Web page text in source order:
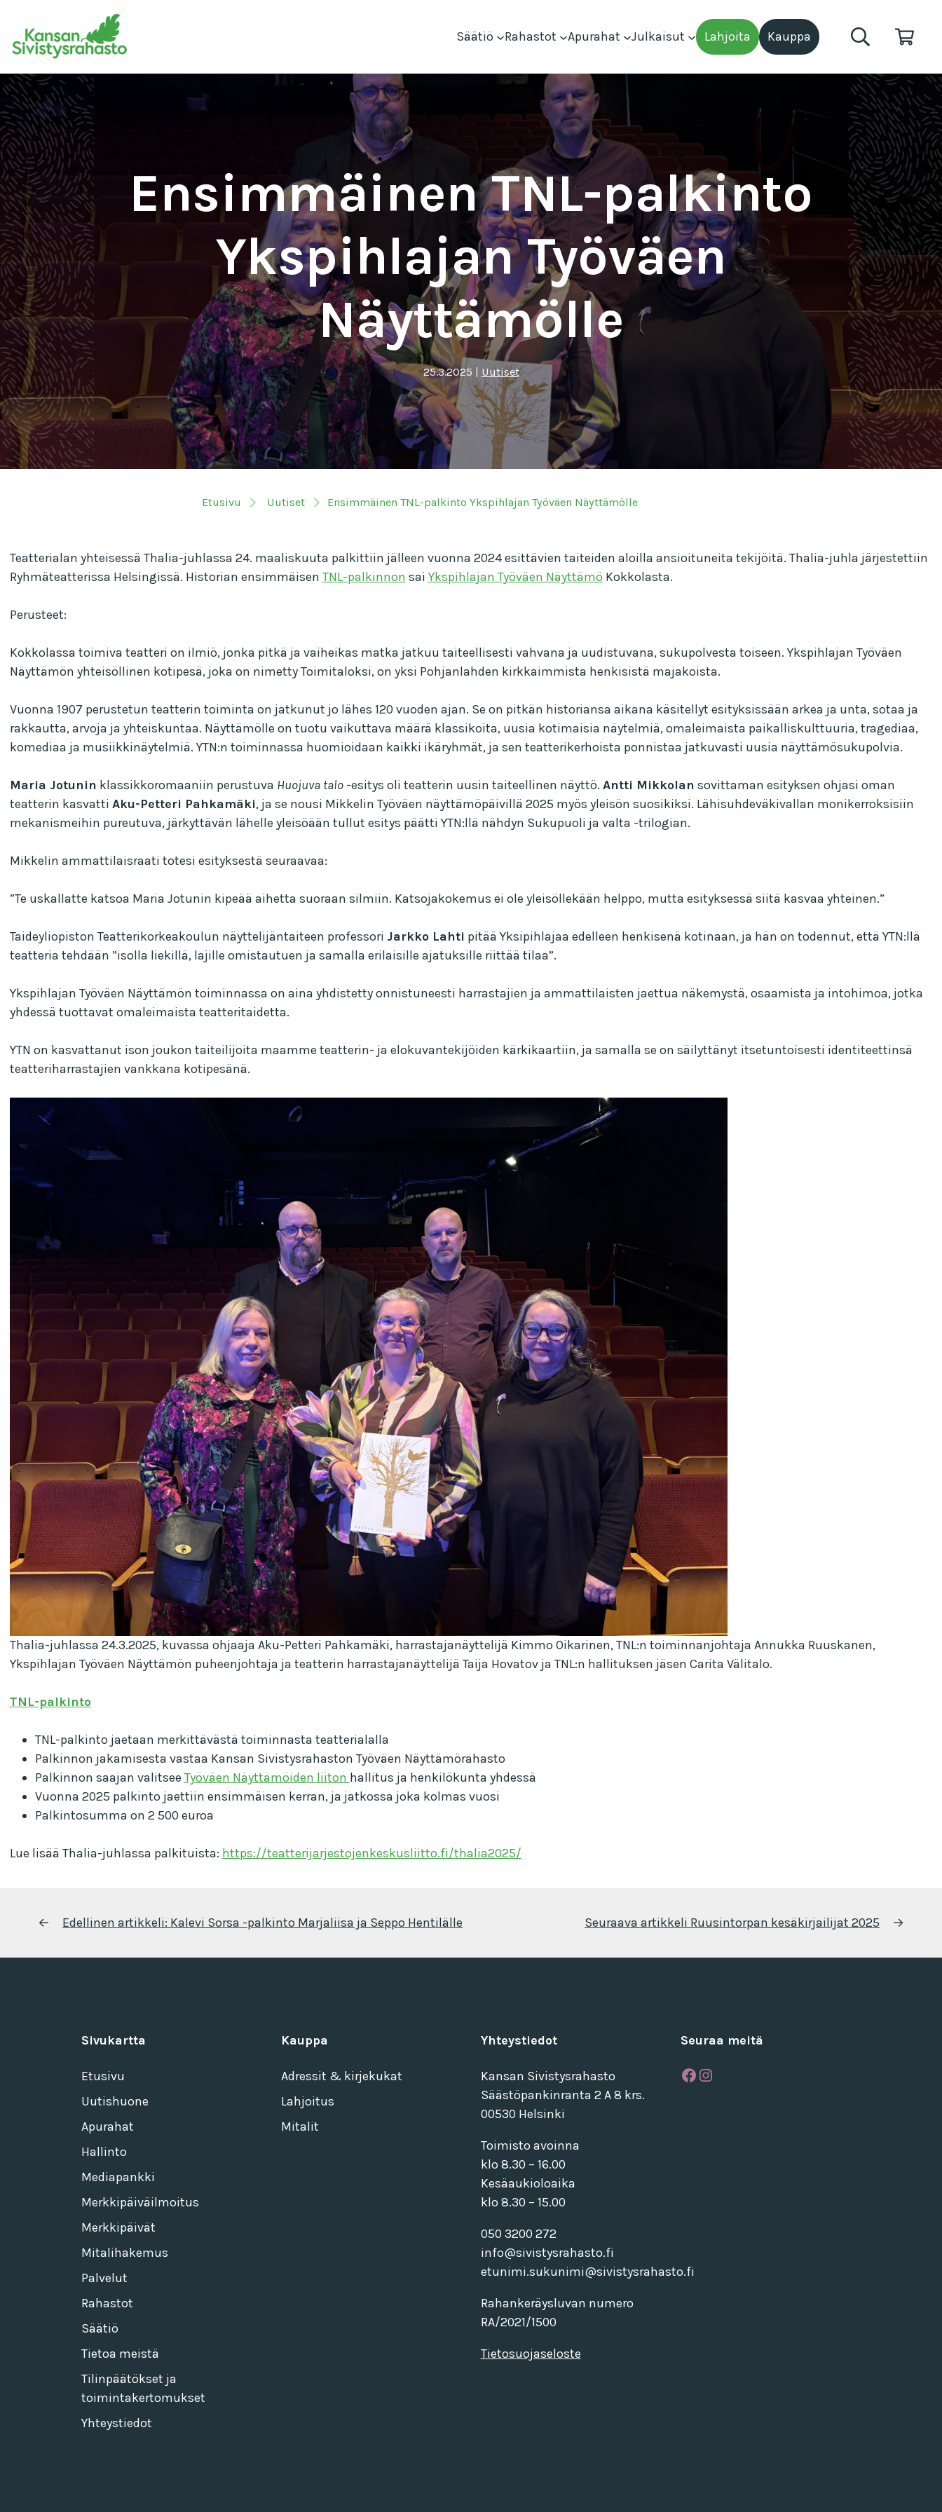
Säätiö Rahastot Apurahat Julkaisut Lahjoita Kauppa
Ensimmäinen TNL-palkinto
Ykspihlajan Työväen
Näyttämölle
25.3.2025 | Uutiset
Etusivu Uutiset Ensimmäinen TNL-palkinto Ykspihlajan Työväen Näyttämölle
Teatterialan yhteisessä Thalia-juhlassa 24. maaliskuuta palkittiin jälleen vuonna 2024 esittävien taiteiden aloilla ansioituneita tekijöitä. Thalia-juhla järjestettiin
Ryhmäteatterissa Helsingissä. Historian ensimmäisen TNL-palkinnon sai Ykspihlajan Työväen Näyttämö Kokkolasta.
Perusteet:
Kokkolassa toimiva teatteri on ilmiö, jonka pitkä ja vaiheikas matka jatkuu taiteellisesti vahvana ja uudistuvana, sukupolvesta toiseen. Ykspihlajan Työväen
Näyttämön yhteisöllinen kotipesä, joka on nimetty Toimitaloksi, on yksi Pohjanlahden kirkkaimmista henkisistä majakoista.
Vuonna 1907 perustetun teatterin toiminta on jatkunut jo lähes 120 vuoden ajan. Se on pitkän historiansa aikana käsitellyt esityksissään arkea ja unta, sotaa ja
rakkautta, arvoja ja yhteiskuntaa. Näyttämölle on tuotu vaikuttava määrä klassikoita, uusia kotimaisia näytelmiä, omaleimaista paikalliskulttuuria, tragediaa,
komediaa ja musiikkinäytelmiä. YTN:n toiminnassa huomioidaan kaikki ikäryhmät, ja sen teatterikerhoista ponnistaa jatkuvasti uusia näyttämösukupolvia.
Maria Jotunin klassikkoromaaniin perustuva Huojuva talo-esitys oli teatterin uusin taiteellinen näyttö. Antti Mikkolan sovittaman esityksen ohjasi oman
teatterin kasvatti Aku-Petteri Pahkamäki, ja se nousi Mikkelin Työväen näyttämöpäivillä 2025 myös yleisön suosikiksi. Lähisuhdeväkivallan monikerroksisiin
mekanismeihin pureutuva, järkyttävän lähelle yleisöään tullut esitys päätti YTN:llä nähdyn Sukupuoli ja valta -trilogian.
Mikkelin ammattilaisraati totesi esityksestä seuraavaa:
”Te uskallatte katsoa Maria Jotunin kipeää aihetta suoraan silmiin. Katsojakokemus ei ole yleisöllekään helppo, mutta esityksessä siitä kasvaa yhteinen.”
Taideyliopiston Teatterikorkeakoulun näyttelijäntaiteen professori Jarkko Lahti pitää Yksipihlajaa edelleen henkisenä kotinaan, ja hän on todennut, että YTN:llä
teatteria tehdään ”isolla liekillä, lajille omistautuen ja samalla erilaisille ajatuksille riittää tilaa”.
Ykspihlajan Työväen Näyttämön toiminnassa on aina yhdistetty onnistuneesti harrastajien ja ammattilaisten jaettua näkemystä, osaamista ja intohimoa, jotka
yhdessä tuottavat omaleimaista teatteritaidetta.
YTN on kasvattanut ison joukon taiteilijoita maamme teatterin- ja elokuvantekijöiden kärkikaartiin, ja samalla se on säilyttänyt itsetuntoisesti identiteettinsä
teatteriharrastajien vankkana kotipesänä.
Thalia-juhlassa 24.3.2025, kuvassa ohjaaja Aku-Petteri Pahkamäki, harrastajanäyttelijä Kimmo Oikarinen, TNL:n toiminnanjohtaja Annukka Ruuskanen,
Ykspihlajan Työväen Näyttämön puheenjohtaja ja teatterin harrastajanäyttelijä Taija Hovatov ja TNL:n hallituksen jäsen Carita Välitalo.
TNL-palkinto
TNL-palkinto jaetaan merkittävästä toiminnasta teatterialalla
Palkinnon jakamisesta vastaa Kansan Sivistysrahaston Työväen Näyttämörahasto
Palkinnon saajan valitsee Työväen Näyttämöiden liiton hallitus ja henkilökunta yhdessä
Vuonna 2025 palkinto jaettiin ensimmäisen kerran, ja jatkossa joka kolmas vuosi
Palkintosumma on 2 500 euroa
Lue lisää Thalia-juhlassa palkituista: https://teatterijarjestojenkeskusliitto.fi/thalia2025/
Artikkelien
← Edellinen artikkeli: Kalevi Sorsa -palkinto Marjaliisa ja Seppo Hentilälle →
Seuraava artikkeli Ruusintorpan kesäkirjailijat 2025
Sivukartta
Etusivu
Uutishuone
Apurahat
Hallinto
Mediapankki
Merkkipäiväilmoitus
Merkkipäivät
Mitalihakemus
Palvelut
Rahastot
Säätiö
Tietoa meistä
Tilinpäätökset ja
toimintakertomukset
Yhteystiedot
Kauppa
Adressit & kirjekukat
Lahjoitus
Mitalit
Yhteystiedot
Kansan Sivistysrahasto
Säästöpankinranta 2 A 8 krs.
00530 Helsinki
Toimisto avoinna
klo 8.30 – 16.00
Kesäaukioloaika
klo 8.30 – 15.00
050 3200 272
info@sivistysrahasto.fi
etunimi.sukunimi@sivistysrahasto.fi
Rahankeräysluvan numero
RA/2021/1500
Tietosuojaseloste
Seuraa meitä
Facebook
Instagram